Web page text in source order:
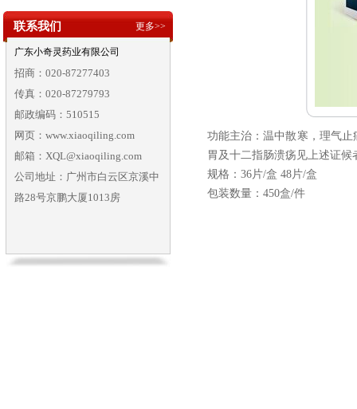
联系我们 更多>>
广东小奇灵药业有限公司
招商：020-87277403
传真：020-87279793
邮政编码：510515
网页：www.xiaoqiling.com
邮箱：XQL@xiaoqiling.com
公司地址：广州市白云区京溪中
路28号京鹏大厦1013房
功能主治：温中散寒，理气止
胃及十二指肠溃疡见上述证候
规格： 36片/盒 48片/盒
包装数量： 450盒/件